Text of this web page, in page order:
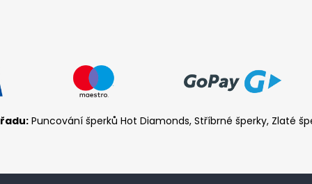
Puncování šperků Hot Diamonds, Stříbrné šperky, Zlaté